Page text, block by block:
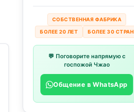
СОБСТВЕННАЯ ФАБРИКА
БОЛЕЕ 20 ЛЕТ БОЛЕЕ 30 СТРАН
💬 Поговорите напрямую с
госпожой Чжао
Общение в WhatsApp